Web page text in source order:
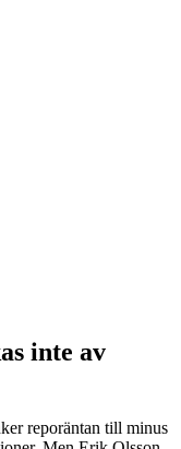
inte av
reporäntan till minus